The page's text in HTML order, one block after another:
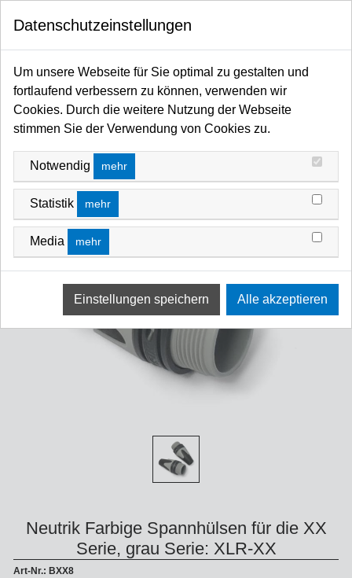
Startseite Kabel / Stecker / Verteiler Steckverbinder XLR XLR Zubehör
Neutrik Farbige Spannhülsen für die XX
Serie, grau Serie: XLR-XX
Art-Nr.: BXX8
Datenschutzeinstellungen
Um unsere Webseite für Sie optimal zu gestalten und
fortlaufend verbessern zu können, verwenden wir
Cookies. Durch die weitere Nutzung der Webseite
stimmen Sie der Verwendung von Cookies zu.
Notwendig mehr
Statistik mehr
Media mehr